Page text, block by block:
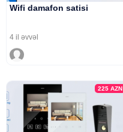
Wifi damafon satisi
4 il əvvəl
225AZN